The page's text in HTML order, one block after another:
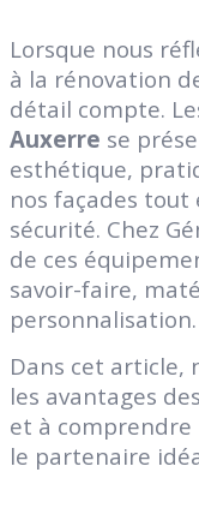
Lorsque nous
à la rénovation
détail compte.
Auxerre se
esthétique,
nos façades tout
sécurité. Chez
de ces
savoir-faire,
personnalisation.
Dans cet article,
les avantages
et à comprendre
le partenaire